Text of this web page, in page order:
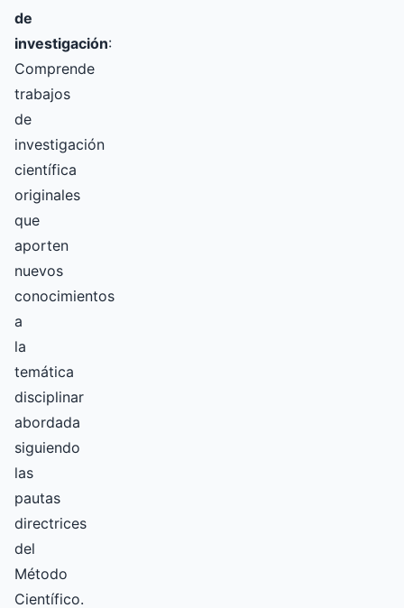
de
investigación:
Comprende
trabajos
de
investigación
científica
originales
que
aporten
nuevos
conocimientos
a
la
temática
disciplinar
abordada
siguiendo
las
pautas
directrices
del
Método
Científico.